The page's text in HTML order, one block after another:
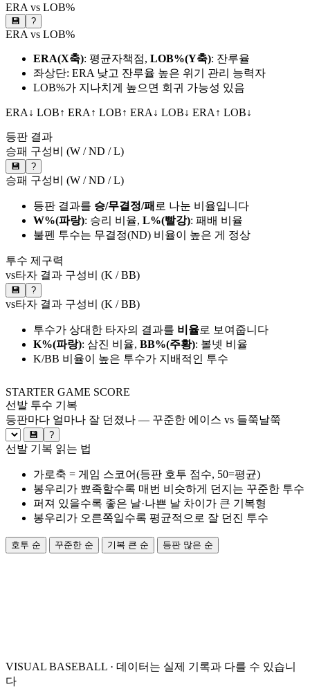
ERA vs LOB%
💾 ?
ERA vs LOB%
ERA(X축): 평균자책점, LOB%(Y축): 잔루율
좌상단: ERA 낮고 잔루율 높은 위기 관리 능력자
LOB%가 지나치게 높으면 회귀 가능성 있음
ERA↓ LOB↑ ERA↑ LOB↑ ERA↓ LOB↓ ERA↑ LOB↓
등판 결과
승패 구성비 (W / ND / L)
💾 ?
승패 구성비 (W / ND / L)
등판 결과를 승/무결정/패 로 나눈 비율입니다
W%(파랑): 승리 비율, L%(빨강): 패배 비율
불펜 투수는 무결정(ND) 비율이 높은 게 정상
투수 제구력
vs타자 결과 구성비 (K / BB)
💾 ?
vs타자 결과 구성비 (K / BB)
투수가 상대한 타자의 결과를 비율로 보여줍니다
K%(파랑): 삼진 비율, BB%(주황): 볼넷 비율
K/BB 비율이 높은 투수가 지배적인 투수
STARTER GAME SCORE
선발 투수 기복
등판마다 얼마나 잘 던졌나 — 꾸준한 에이스 vs 들쭉날쭉
💾 ?
선발 기복 읽는 법
가로축 = 게임 스코어(등판 호투 점수, 50=평균)
봉우리가 뾰족할수록 매번 비슷하게 던지는 꾸준한 투수
퍼져 있을수록 좋은 날·나쁜 날 차이가 큰 기복형
봉우리가 오른쪽일수록 평균적으로 잘 던진 투수
호투 순 꾸준한 순 기복 큰 순 등판 많은 순
VISUAL BASEBALL · 데이터는 실제 기록과 다를 수 있습니
다